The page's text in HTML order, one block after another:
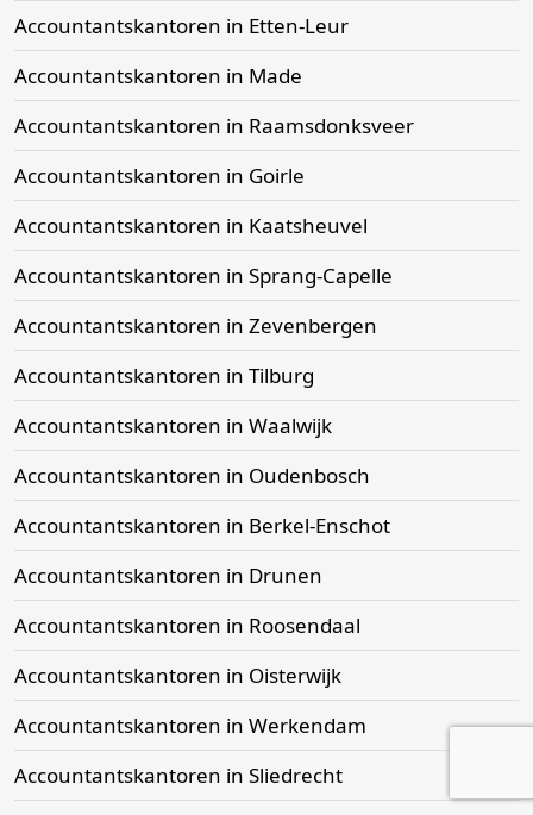
Accountantskantoren in Etten-Leur
Accountantskantoren in Made
Accountantskantoren in Raamsdonksveer
Accountantskantoren in Goirle
Accountantskantoren in Kaatsheuvel
Accountantskantoren in Sprang-Capelle
Accountantskantoren in Zevenbergen
Accountantskantoren in Tilburg
Accountantskantoren in Waalwijk
Accountantskantoren in Oudenbosch
Accountantskantoren in Berkel-Enschot
Accountantskantoren in Drunen
Accountantskantoren in Roosendaal
Accountantskantoren in Oisterwijk
Accountantskantoren in Werkendam
Accountantskantoren in Sliedrecht